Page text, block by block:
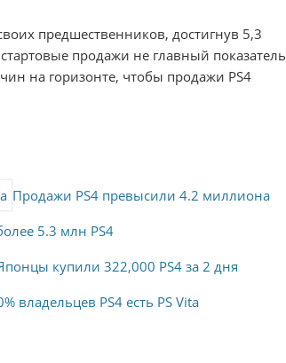
предшественников, достигнув 5,3
продажи не главный показатель
на горизонте, чтобы продажи PS4
Продажи PS4 превысили 4.2 миллиона
5.3 млн PS4
купили 322,000 PS4 за 2 дня
владельцев PS4 есть PS Vita